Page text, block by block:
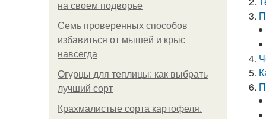
на своем подворье
Семь проверенных способов
избавиться от мышей и крыс
навсегда
Огурцы для теплицы: как выбрать
лучший сорт
Крахмалистые сорта картофеля.